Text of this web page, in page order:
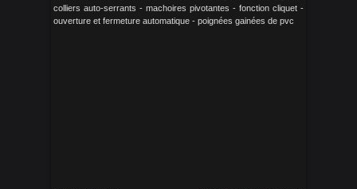
colliers auto-serrants - machoires pivotantes - fonction cliquet -
ouverture et fermeture automatique - poignées gainées de pvc